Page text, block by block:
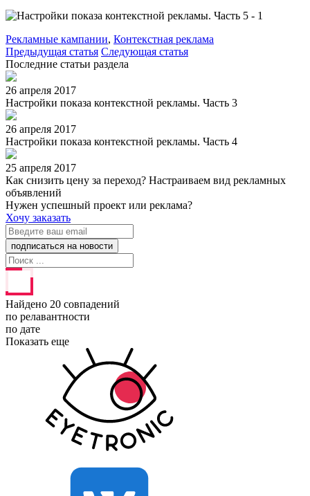
Рекламные кампании, Контекстная реклама
Предыдущая статья Следующая статья
Последние статьи раздела
26 апреля 2017
Настройки показа контекстной рекламы. Часть 3
26 апреля 2017
Настройки показа контекстной рекламы. Часть 4
25 апреля 2017
Как снизить цену за переход? Настраиваем вид рекламных
объявлений
Нужен успешный проект или реклама?
Хочу заказать
Найдено 20 совпадений
по релавантности
по дате
Показать еще